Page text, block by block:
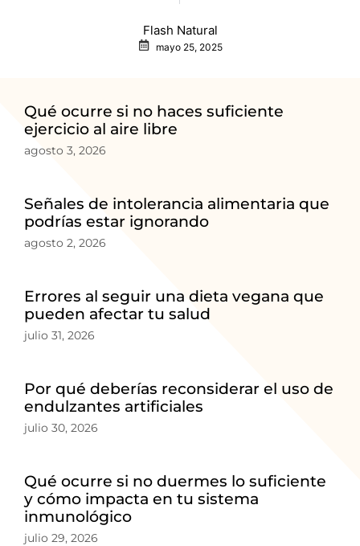
Flash Natural
mayo 25, 2025
Qué ocurre si no haces suficiente
ejercicio al aire libre
agosto 3, 2026
Señales de intolerancia alimentaria que
podrías estar ignorando
agosto 2, 2026
Errores al seguir una dieta vegana que
pueden afectar tu salud
julio 31, 2026
Por qué deberías reconsiderar el uso de
endulzantes artificiales
julio 30, 2026
Qué ocurre si no duermes lo suficiente
y cómo impacta en tu sistema
inmunológico
julio 29, 2026